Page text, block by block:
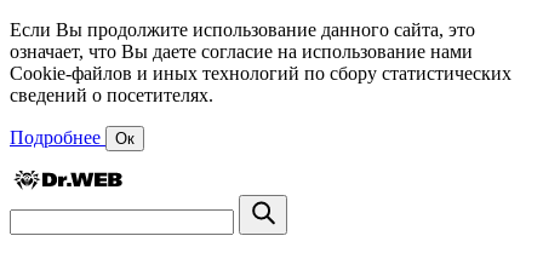
Если Вы продолжите использование данного сайта, это
означает, что Вы даете согласие на использование нами
Cookie-файлов и иных технологий по сбору статистических
сведений о посетителях.
Подробнее Ок